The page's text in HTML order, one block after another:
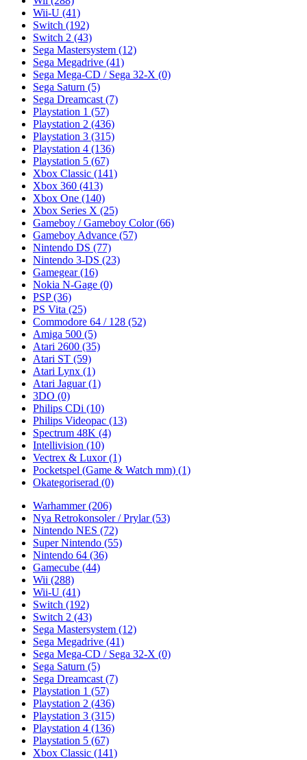
Wii-U (41)
Switch (192)
Switch 2 (43)
Sega Mastersystem (12)
Sega Megadrive (41)
Sega Mega-CD / Sega 32-X (0)
Sega Saturn (5)
Sega Dreamcast (7)
Playstation 1 (57)
Playstation 2 (436)
Playstation 3 (315)
Playstation 4 (136)
Playstation 5 (67)
Xbox Classic (141)
Xbox 360 (413)
Xbox One (140)
Xbox Series X (25)
Gameboy / Gameboy Color(66)
Gameboy Advance (57)
Nintendo DS (77)
Nintendo 3-DS (23)
Gamegear(16)
Nokia N-Gage (0)
PSP(36)
PS Vita (25)
Commodore 64 / 128 (52)
Amiga 500 (5)
Atari 2600 (35)
Atari ST (59)
Atari Lynx (1)
Atari Jaguar(1)
3DO (0)
Philips CDi (10)
Philips Videopac (13)
Spectrum 48K (4)
Intellivision (10)
Vectrex & Luxor(1)
Pocketspel (Game & Watch mm) (1)
Okategoriserad (0)
Warhammer(206)
Nya Retrokonsoler / Prylar(53)
Nintendo NES (72)
Super Nintendo (55)
Nintendo 64 (36)
Gamecube (44)
Wii (288)
Wii-U (41)
Switch (192)
Switch 2 (43)
Sega Mastersystem (12)
Sega Megadrive (41)
Sega Mega-CD / Sega 32-X (0)
Sega Saturn (5)
Sega Dreamcast (7)
Playstation 1 (57)
Playstation 2 (436)
Playstation 3 (315)
Playstation 4 (136)
Playstation 5 (67)
Xbox Classic (141)